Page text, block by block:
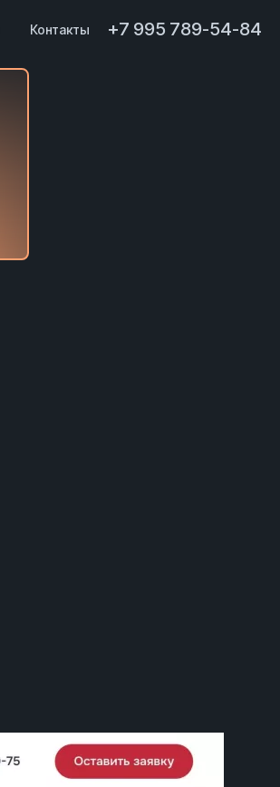
Контакты +7 995 789-54-84